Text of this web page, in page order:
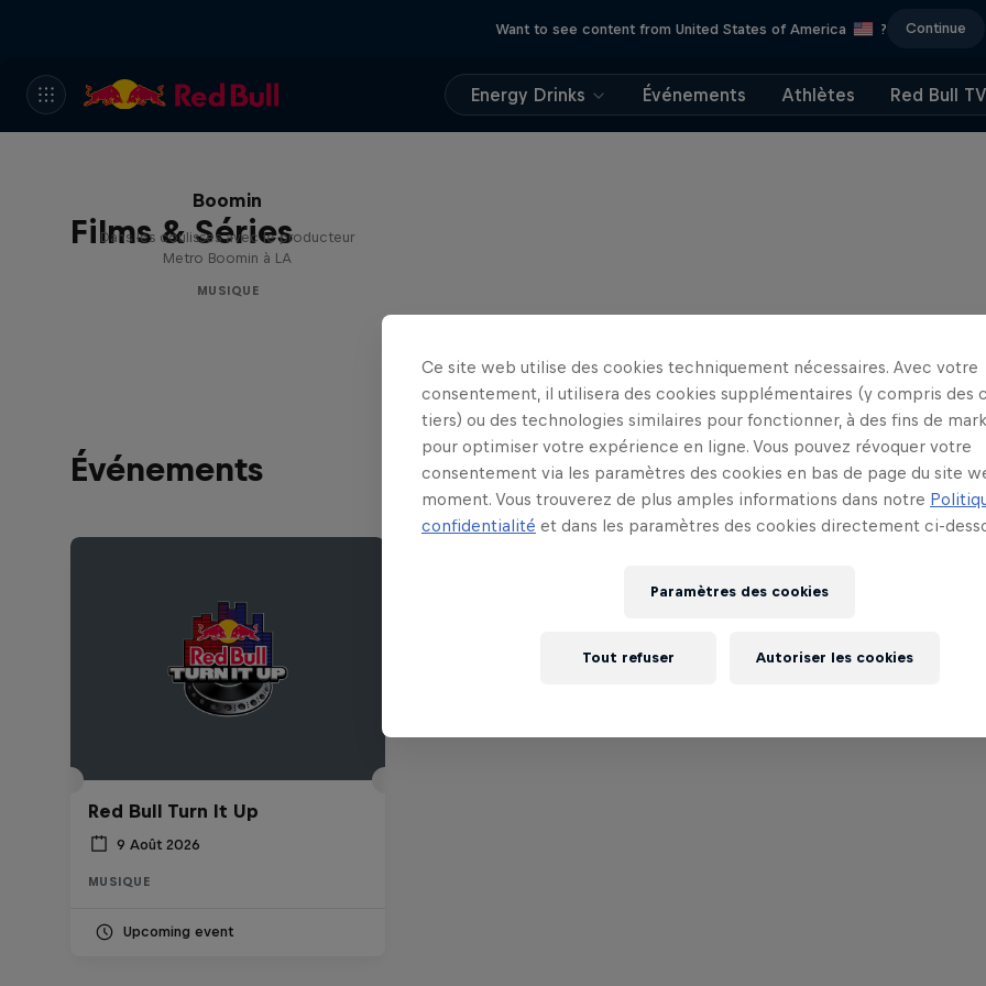
Want to see content from United States of America ? Continue
Energy Drinks Événements Athlètes Red Bull TV
Films & Séries
Boomin
Dans les coulisses avec le producteur
Metro Boomin à LA
MUSIQUE
Événements
Red Bull Turn It Up
9 Août 2026
MUSIQUE
Upcoming event
Ce site web utilise des cookies techniquement nécessaires. Avec votre
consentement, il utilisera des cookies supplémentaires (y compris des
tiers) ou des technologies similaires pour fonctionner, à des fins de
pour optimiser votre expérience en ligne. Vous pouvez révoquer votre
consentement via les paramètres des cookies en bas de page du site
moment. Vous trouverez de plus amples informations dans notre
confidentialité et dans les paramètres des cookies directement ci-
Paramètres des cookies
Tout refuser Autoriser les cookies